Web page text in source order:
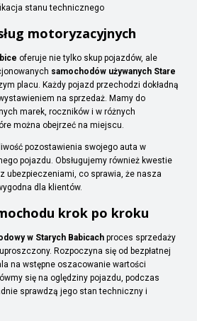
stanu technicznego
motoryzacyjnych
oferuje nie tylko skup pojazdów, ale
samochodów używanych Stare
placu. Każdy pojazd przechodzi dokładną
na sprzedaż. Mamy do
marek, roczników i w różnych
można obejrzeć na miejscu.
pozostawienia swojego auta w
pojazdu. Obsługujemy również kwestie
ubezpieczeniami, co sprawia, że nasza
dla klientów.
krok po kroku
w Starych Babicach proces sprzedaży
Rozpoczyna się od bezpłatnej
na wstępne oszacowanie wartości
się na oględziny pojazdu, podczas
sprawdzą jego stan techniczny i